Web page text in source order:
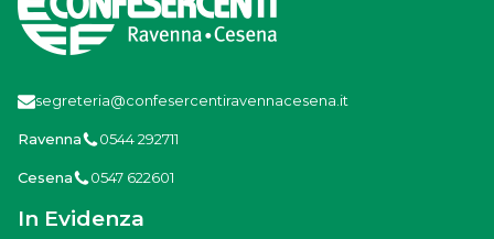
segreteria@confesercentiravennacesena.it
Ravenna 0544 292711
Cesena 0547 622601
In Evidenza